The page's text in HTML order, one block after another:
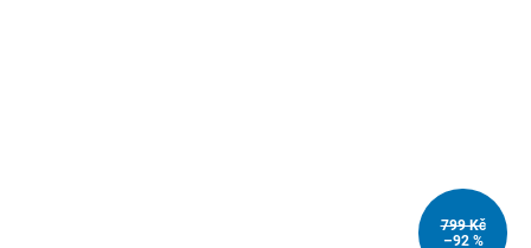
799 Kč
–92 %